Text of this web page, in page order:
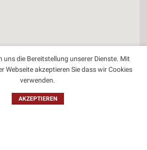
uns die Bereitstellung unserer Dienste. Mit
Webseite akzeptieren Sie dass wir Cookies
verwenden.
AKZEPTIEREN